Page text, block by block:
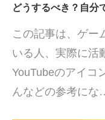
どうするべき？自分
この記事は、ゲー
いる人、実際に活
YouTubeのアイコ
んなどの参考にな